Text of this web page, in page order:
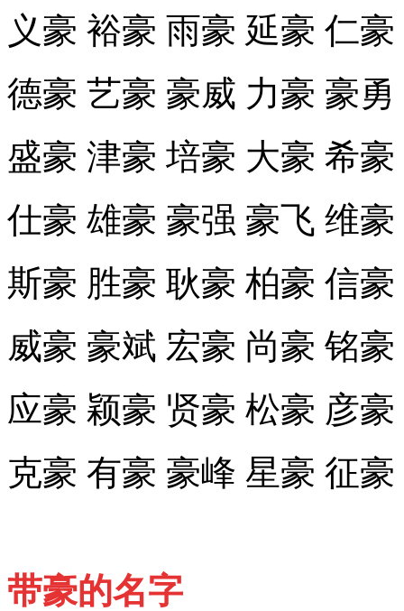
义豪 裕豪 雨豪 延豪 仁
德豪 艺豪 豪威 力豪 豪
盛豪 津豪 培豪 大豪 希
仕豪 雄豪 豪强 豪飞 维
斯豪 胜豪 耿豪 柏豪 信
威豪 豪斌 宏豪 尚豪 铭
应豪 颖豪 贤豪 松豪 彦
克豪 有豪 豪峰 星豪 征
带豪的名字